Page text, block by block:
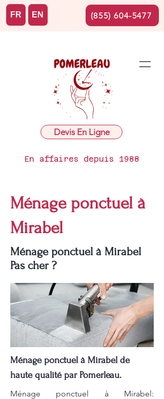
Devis En Ligne
En affaires depuis 1988
FR EN (855) 604-5477
Ménage ponctuel à
Mirabel
Ménage ponctuel à Mirabel
Pas cher ?
Ménage ponctuel à Mirabel de
haute qualité par Pomerleau.
Ménage ponctuel à Mirabel: